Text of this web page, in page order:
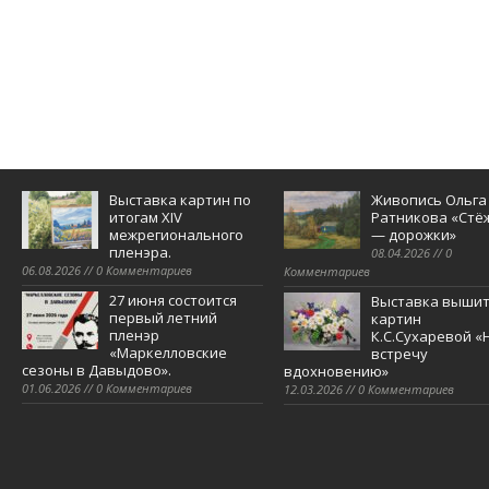
Выставка картин по
итогам XIV
межрегионального
пленэра.
06.08.2026 // 0 Комментариев
27 июня состоится
первый летний
пленэр
«Маркелловские
сезоны в Давыдово».
01.06.2026 // 0 Комментариев
Живопись Ольга
Ратникова
— дорожки»
08.04.2026 // 0
Комментариев
Выставка
картин
К.С.Сухаревой
встречу
вдохновению»
12.03.2026 // 0 Комментариев